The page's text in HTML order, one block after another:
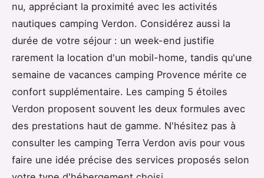
nu, appréciant la proximité avec les activités
nautiques camping Verdon. Considérez aussi la
durée de votre séjour : un week-end justifie
rarement la location d'un mobil-home, tandis qu'une
semaine de vacances camping Provence mérite ce
confort supplémentaire. Les camping 5 étoiles
Verdon proposent souvent les deux formules avec
des prestations haut de gamme. N'hésitez pas à
consulter les camping Terra Verdon avis pour vous
faire une idée précise des services proposés selon